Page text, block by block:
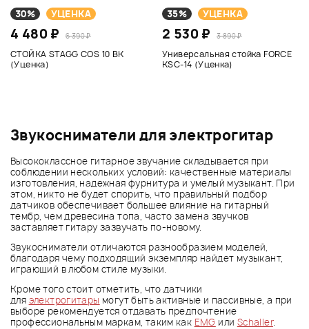
30% УЦЕНКА
4 480 ₽ 6 390 ₽
СТОЙКА STAGG COS 10 BK
(Уценка)
35% УЦЕНКА
2 530 ₽ 3 890 ₽
Универсальная стойка FORCE
KSC-14 (Уценка)
Звукосниматели для электрогитар
Высококлассное гитарное звучание складывается при
соблюдении нескольких условий: качественные материалы
изготовления, надежная фурнитура и умелый музыкант. При
этом, никто не будет спорить, что правильный подбор
датчиков обеспечивает большее влияние на гитарный
тембр, чем древесина топа, часто замена звучков
заставляет гитару зазвучать по-новому.
Звукосниматели отличаются разнообразием моделей,
благодаря чему подходящий экземпляр найдет музыкант,
играющий в любом стиле музыки.
Кроме того стоит отметить, что датчики
для электрогитары могут быть активные и пассивные, а при
выборе рекомендуется отдавать предпочтение
профессиональным маркам, таким как EMG или Schaller.